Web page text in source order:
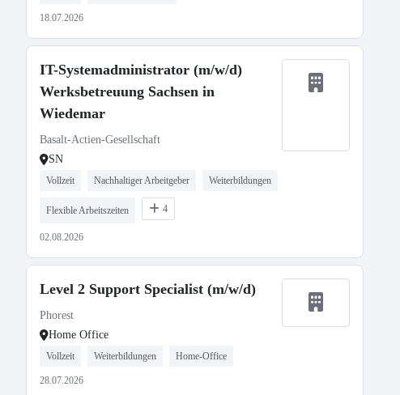
18.07.2026
IT-Systemadministrator (m/w/d)
Werksbetreuung Sachsen in
Wiedemar
Basalt-Actien-Gesellschaft
SN
Vollzeit Nachhaltiger Arbeitgeber Weiterbildungen
Flexible Arbeitszeiten 4
02.08.2026
Level 2 Support Specialist (m/w/d)
Phorest
Home Office
Vollzeit Weiterbildungen Home-Office
28.07.2026